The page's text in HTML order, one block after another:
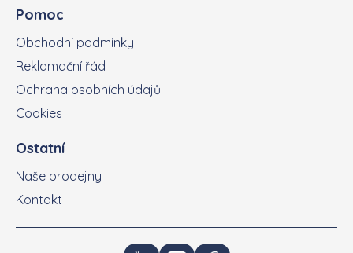
Pomoc
Obchodní podmínky
Reklamační řád
Ochrana osobních údajů
Cookies
Ostatní
Naše prodejny
Kontakt